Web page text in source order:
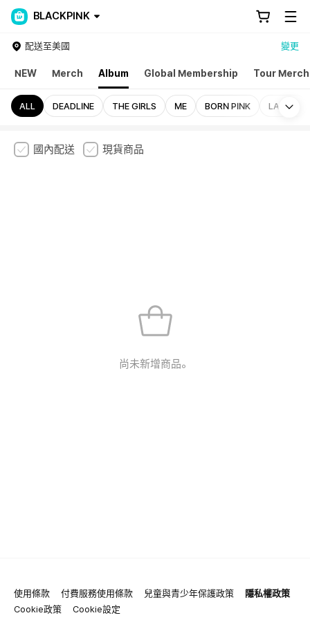
BLACKPINK
配送至美國 變更
NEW Merch Album Global Membership Tour Merch
ALL DEADLINE THE GIRLS ME BORN PINK LALISA
國內配送 現貨商品
尚未新增商品。
使用條款 付費服務使用條款 兒童與青少年保護政策
隱私權政策
Cookie政策
Cookie設定